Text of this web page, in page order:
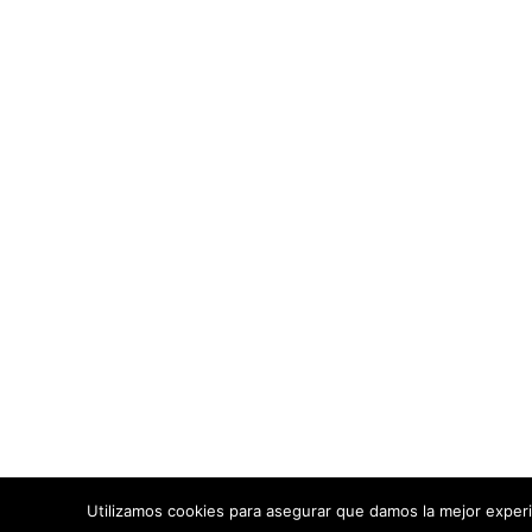
Aviso
Política
Política
Todos los
redes
Utilizamos cookies para asegurar que damos la mejor